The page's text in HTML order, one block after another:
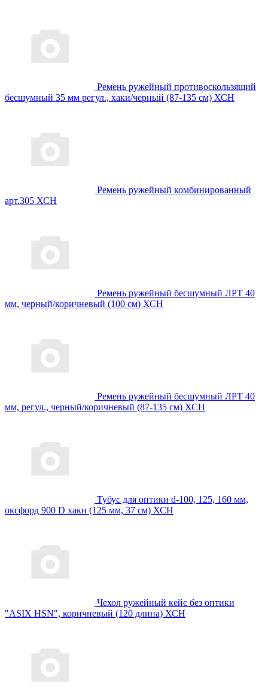
Ремень ружейный противоскользящий
бесшумный 35 мм регул., хаки/черный (87-135 см) ХСН
Ремень ружейный комбинированный
арт.305 ХСН
Ремень ружейный бесшумный ЛРТ 40
мм, черный/коричневый (100 см) ХСН
Ремень ружейный бесшумный ЛРТ 40
мм, регул., черный/коричневый (87-135 см) ХСН
Тубус для оптики d-100, 125, 160 мм,
оксфорд 900 D хаки (125 мм, 37 см) ХСН
Чехол ружейный кейс без оптики
"ASIX HSN", коричневый (120 длина) ХСН